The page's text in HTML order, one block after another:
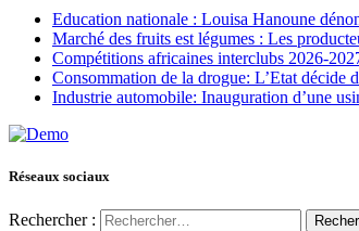
Education nationale : Louisa Hanoune
Marché des fruits est légumes : Les
Compétitions africaines interclubs 2026-
Consommation de la drogue: L’Etat décide
Industrie automobile: Inauguration d’une
Réseaux sociaux
Rechercher :